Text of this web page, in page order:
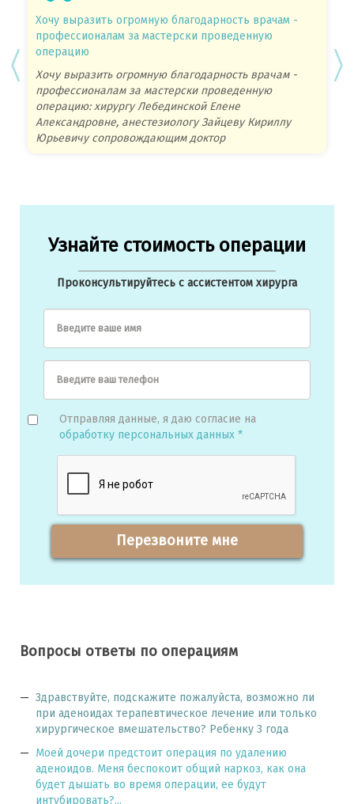
Хочу выразить огромную благодарность врачам -
профессионалам за мастерски проведенную
операцию
Хочу выразить огромную благодарность врачам -
профессионалам за мастерски проведенную
операцию: хирургу Лебединской Елене
Александровне, анестезиологу Зайцеву Кириллу
Юрьевичу сопровождающим доктор
Узнайте стоимость операции
Проконсультируйтесь с ассистентом хирурга
Введите ваше имя
Введите ваш телефон
Отправляя данные, я даю согласие на
обработку персональных данных *
Перезвоните мне
Вопросы ответы по операциям
Здравствуйте, подскажите пожалуйста, возможно ли
при аденоидах терапевтическое лечение или только
хирургическое вмешательство? Ребенку 3 года
Моей дочери предстоит операция по удалению
аденоидов. Меня беспокоит общий наркоз, как она
будет дышать во время операции, ее будут
интубировать?...